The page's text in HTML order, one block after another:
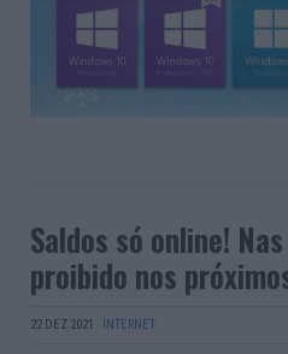
Saldos só online!
proibido nos
22 DEZ 2021 · INTERNET